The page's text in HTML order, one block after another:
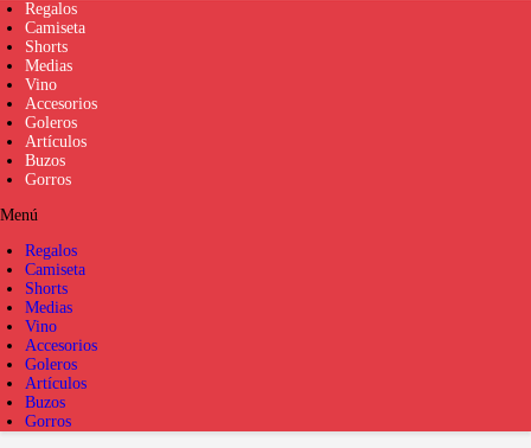
Regalos
Camiseta
Shorts
Medias
Vino
Accesorios
Goleros
Artículos
Buzos
Gorros
Menú
Regalos
Camiseta
Shorts
Medias
Vino
Accesorios
Goleros
Artículos
Buzos
Gorros